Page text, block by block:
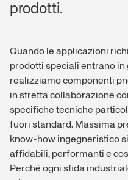
prodotti.
Quando le applicazioni
prodotti speciali entrano in
realizziamo componenti
in stretta collaborazione
specifiche tecniche
fuori standard. Massima
know-how ingegneristico
affidabili, performanti e
Perché ogni sfida
Linea di